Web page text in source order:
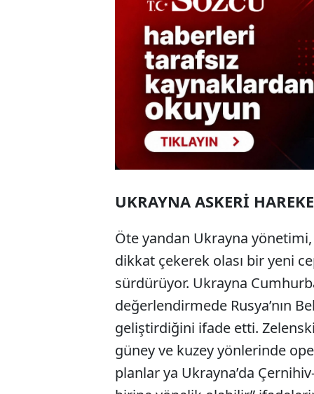
UKRAYNA ASKERİ
Öte yandan Ukrayna
dikkat çekerek olası bir yeni
sürdürüyor. Ukrayna
değerlendirmede Rusya’nın
geliştirdiğini ifade etti.
güney ve kuzey yönlerinde
planlar ya Ukrayna’da